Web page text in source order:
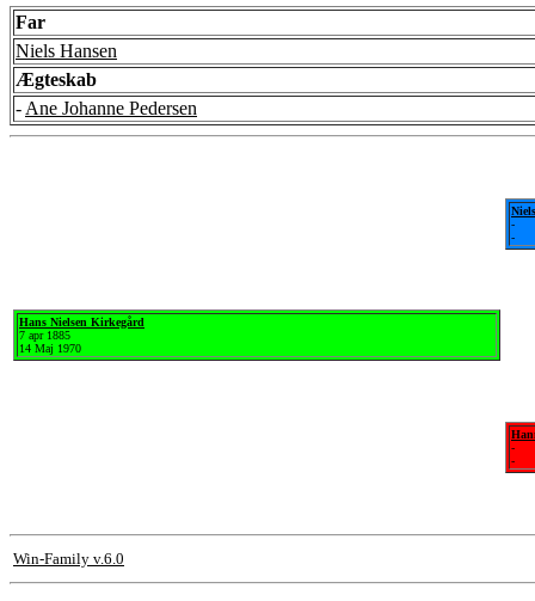
Far
Niels Hansen
Ægteskab
- Ane Johanne Pedersen
Hans Nielsen Kirkegård
7 apr 1885
14 Maj 1970
-
-
-
-
Win-Family v.6.0